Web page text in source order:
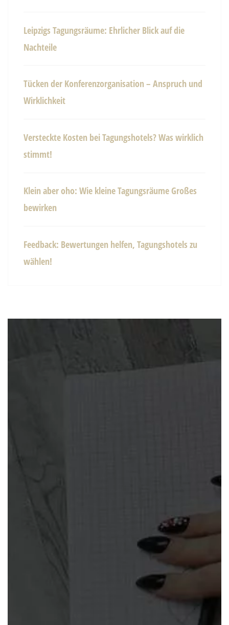
Leipzigs Tagungsräume: Ehrlicher Blick auf die
Nachteile
Tücken der Konferenzorganisation – Anspruch und
Wirklichkeit
Versteckte Kosten bei Tagungshotels? Was wirklich
stimmt!
Klein aber oho: Wie kleine Tagungsräume Großes
bewirken
Feedback: Bewertungen helfen, Tagungshotels zu
wählen!